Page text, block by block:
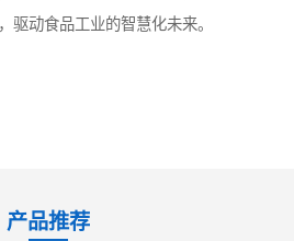
驱动食品工业的智慧化未来。
产品推荐